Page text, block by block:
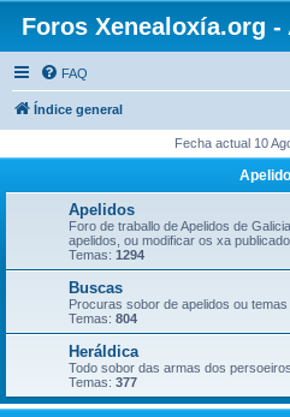
Foros Xenealoxía.org
FAQ
Índice general
Fecha actual 10
Apelidos
Foro de traballo de Apelidos de
apelidos, ou modificar os xa
Temas: 1294
Buscas
Procuras sobor de apelidos ou
Temas: 804
Heráldica
Todo sobor das armas dos
Temas: 377